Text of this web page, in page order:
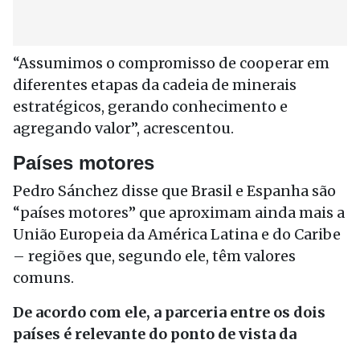
“Assumimos o compromisso de cooperar em
diferentes etapas da cadeia de minerais
estratégicos, gerando conhecimento e
agregando valor”, acrescentou.
Países motores
Pedro Sánchez disse que Brasil e Espanha são
“países motores” que aproximam ainda mais a
União Europeia da América Latina e do Caribe
– regiões que, segundo ele, têm valores
comuns.
De acordo com ele, a parceria entre os dois
países é relevante do ponto de vista da